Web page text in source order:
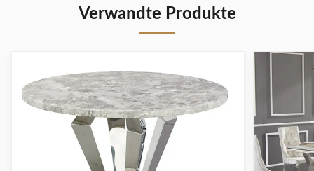
Verwandte Produkte